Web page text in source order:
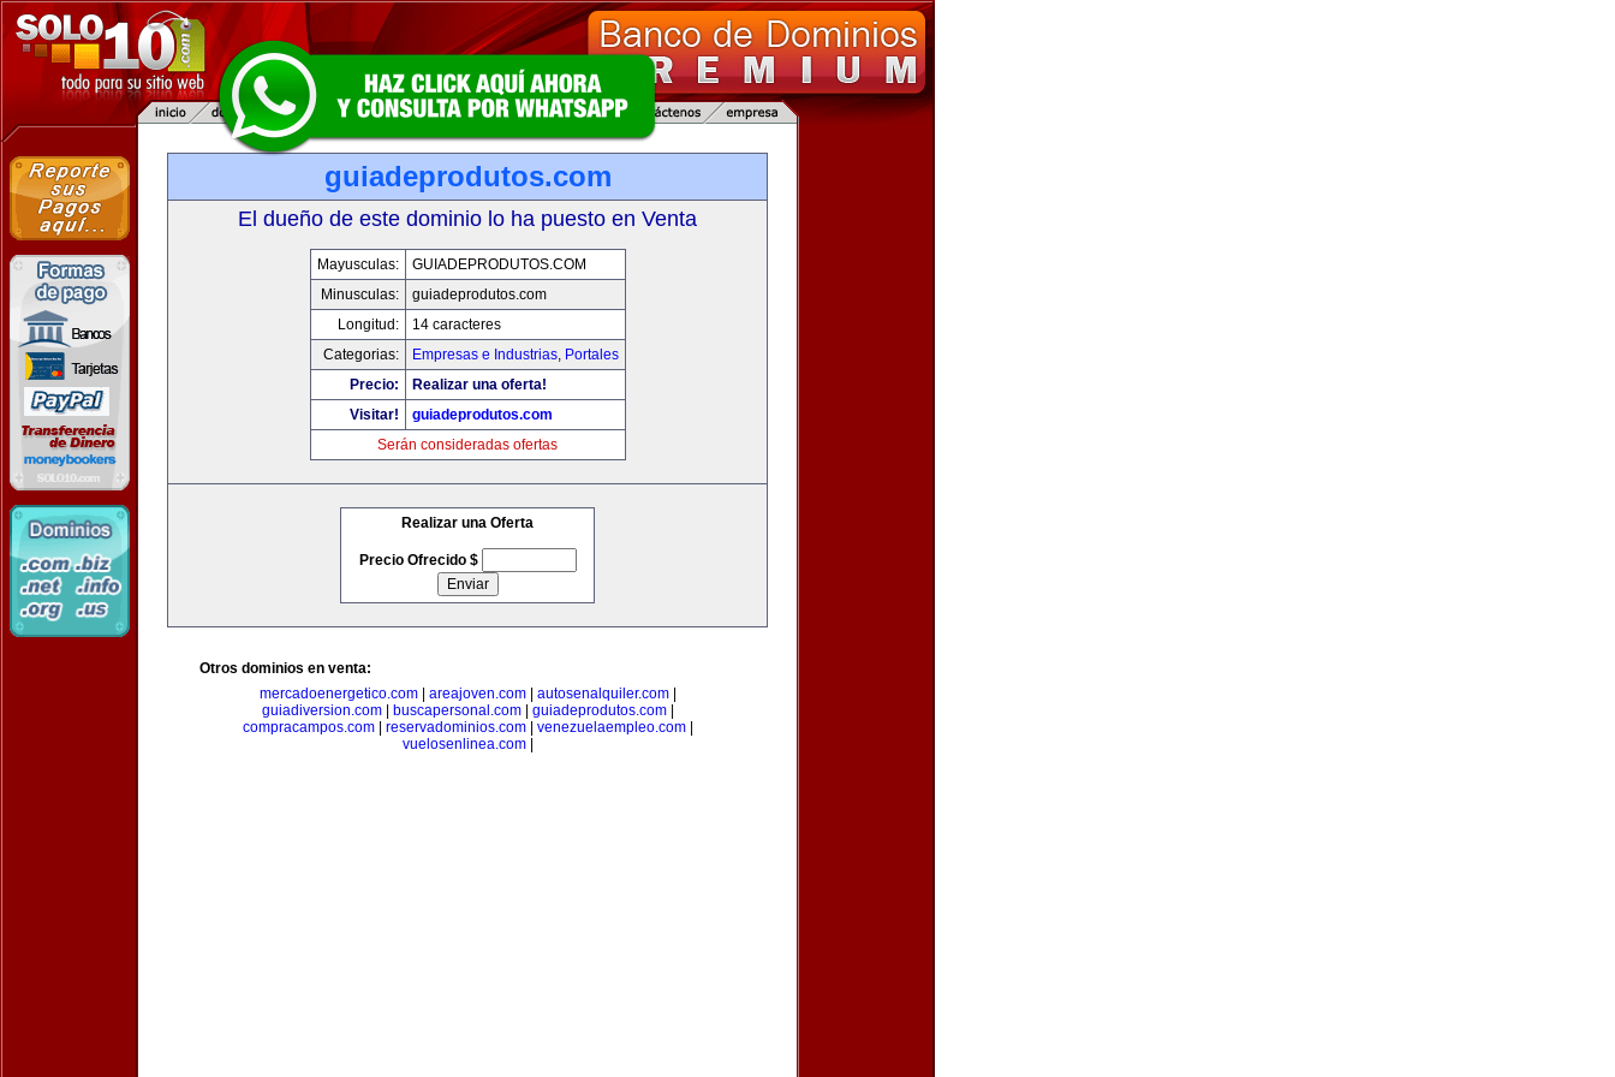
guiadeprodutos.com
El dueño de este dominio lo ha puesto en Venta
Mayusculas:
GUIADEPRODUTOS.COM
Minusculas:
guiadeprodutos.com
Longitud:
14 caracteres
Categorias:
Empresas e Industrias, Portales
Precio:
Realizar una oferta!
Visitar!
guiadeprodutos.com
Serán consideradas ofertas
Realizar una Oferta
Precio Ofrecido $
Otros dominios en venta:
mercadoenergetico.com| areajoven.com| autosenalquiler.com|
guiadiversion.com| buscapersonal.com| guiadeprodutos.com|
compracampos.com| reservadominios.com| venezuelaempleo.com|
vuelosenlinea.com|